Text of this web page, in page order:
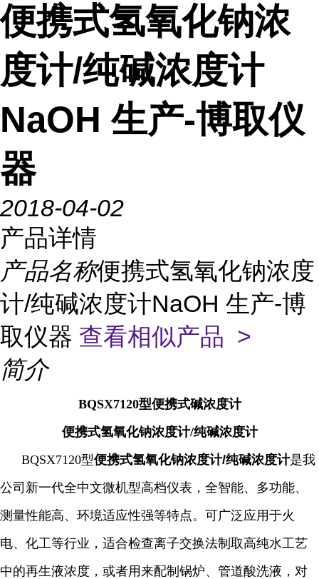
便携式氢氧化钠浓
度计/纯碱浓度计
NaOH 生产-博取仪
器
2018-04-02
产品详情
产品名称便携式氢氧化钠浓度
计/纯碱浓度计NaOH 生产-博
取仪器 查看相似产品 >
简介
BQSX7120型便携式碱浓度计
便携式氢氧化钠浓度计/纯碱浓度计
BQSX7120型便携式氢氧化钠浓度计/纯碱浓度计是我
公司新一代全中文微机型高档仪表，全智能、多功能、
测量性能高、环境适应性强等特点。可广泛应用于火
电、化工等行业，适合检查离子交换法制取高纯水工艺
中的再生液浓度，或者用来配制锅炉、管道酸洗液，对